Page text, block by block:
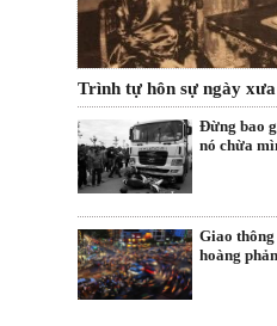
Trình tự hôn sự ngày xưa
Đừng bao
nó chừa
Giao
hoàng